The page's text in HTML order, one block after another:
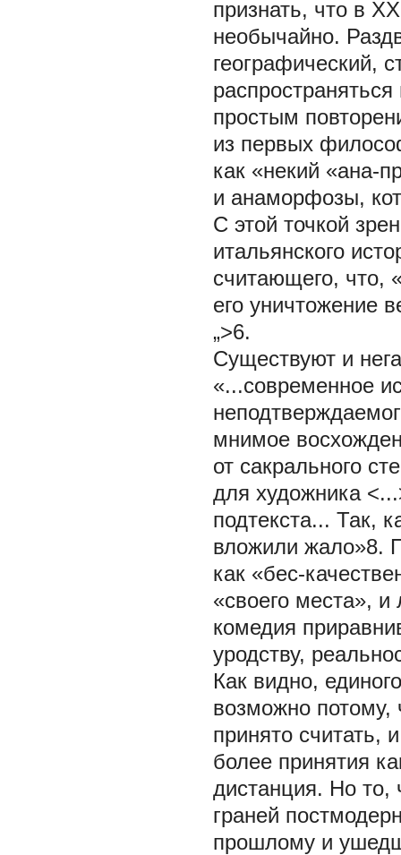
признать, что в
необычайно.
географический,
простым
из первых
как «некий «ана-
и анаморфозы,
С этой точкой
итальянского
считающего, что,
его уничтожение
„>6.
Существуют и
«...современное
мнимое
от сакрального
для художника
подтекста... Так,
вложили жало»8.
как «бес-
«своего места»,
комедия
уродству,
Как видно,
возможно потому,
принято считать,
более принятия
дистанция. Но то,
граней
прошлому и